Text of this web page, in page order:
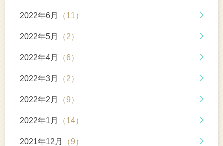
2022年6月 （11）
2022年5月 （2）
2022年4月 （6）
2022年3月 （2）
2022年2月 （9）
2022年1月 （14）
2021年12月 （9）